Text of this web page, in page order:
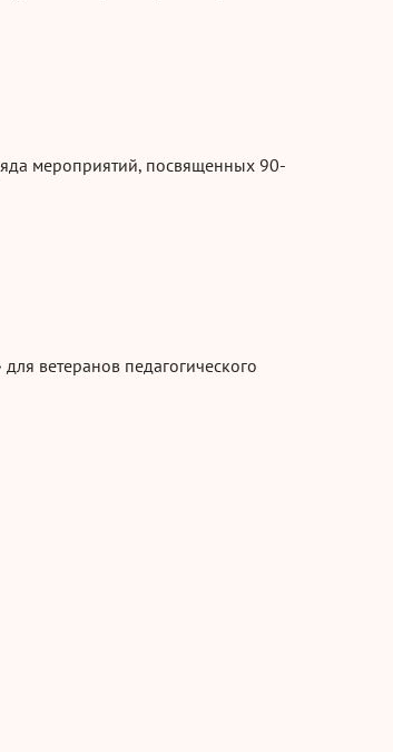
мероприятий, посвященных 90-
ветеранов педагогического